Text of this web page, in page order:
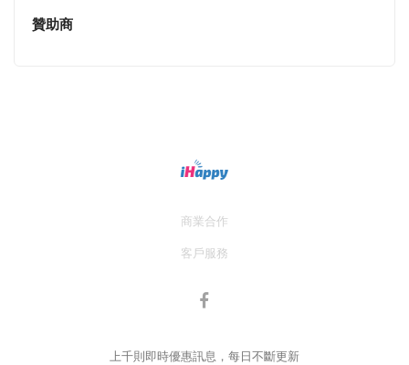
贊助商
商業合作
客戶服務
上千則即時優惠訊息，每日不斷更新